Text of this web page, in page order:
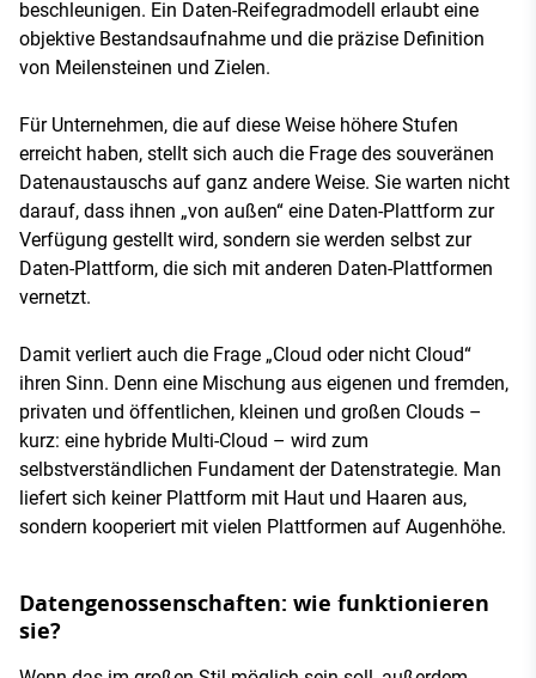
beschleunigen. Ein Daten-Reifegradmodell erlaubt eine
objektive Bestandsaufnahme und die präzise Definition
von Meilensteinen und Zielen.
Für Unternehmen, die auf diese Weise höhere Stufen
erreicht haben, stellt sich auch die Frage des souveränen
Datenaustauschs auf ganz andere Weise. Sie warten nicht
darauf, dass ihnen „von außen“ eine Daten-Plattform zur
Verfügung gestellt wird, sondern sie werden selbst zur
Daten-Plattform, die sich mit anderen Daten-Plattformen
vernetzt.
Damit verliert auch die Frage „Cloud oder nicht Cloud“
ihren Sinn. Denn eine Mischung aus eigenen und fremden,
privaten und öffentlichen, kleinen und großen Clouds –
kurz: eine hybride Multi-Cloud – wird zum
selbstverständlichen Fundament der Datenstrategie. Man
liefert sich keiner Plattform mit Haut und Haaren aus,
sondern kooperiert mit vielen Plattformen auf Augenhöhe.
Datengenossenschaften: wie funktionieren
sie?